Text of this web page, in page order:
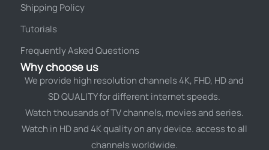
Shipping Policy
Tutorials
Frequently Asked Questions
Why choose us
We provide high resolution channels 4K, FHD, HD and
SD QUALITY for different internet speeds.
Watch thousands of TV channels, movies and series.
Watch in HD and 4K quality on any device. access to all
channels worldwide.